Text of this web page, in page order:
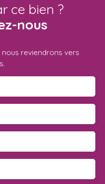
ce bien ?
nous
reviendrons vers